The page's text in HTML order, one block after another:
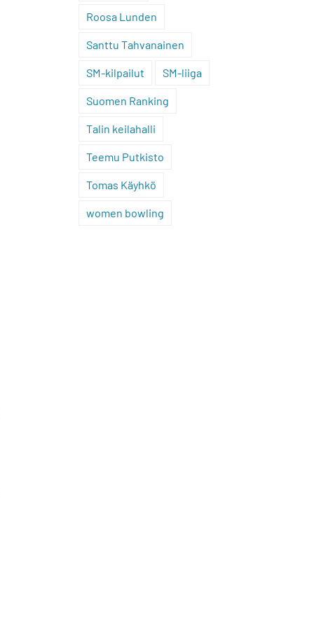
Roosa Lunden
Santtu Tahvanainen
SM-kilpailut SM-liiga
Suomen Ranking
Talin keilahalli
Teemu Putkisto
Tomas Käyhkö
women bowling